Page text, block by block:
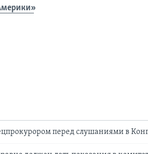
перед слушаниями в